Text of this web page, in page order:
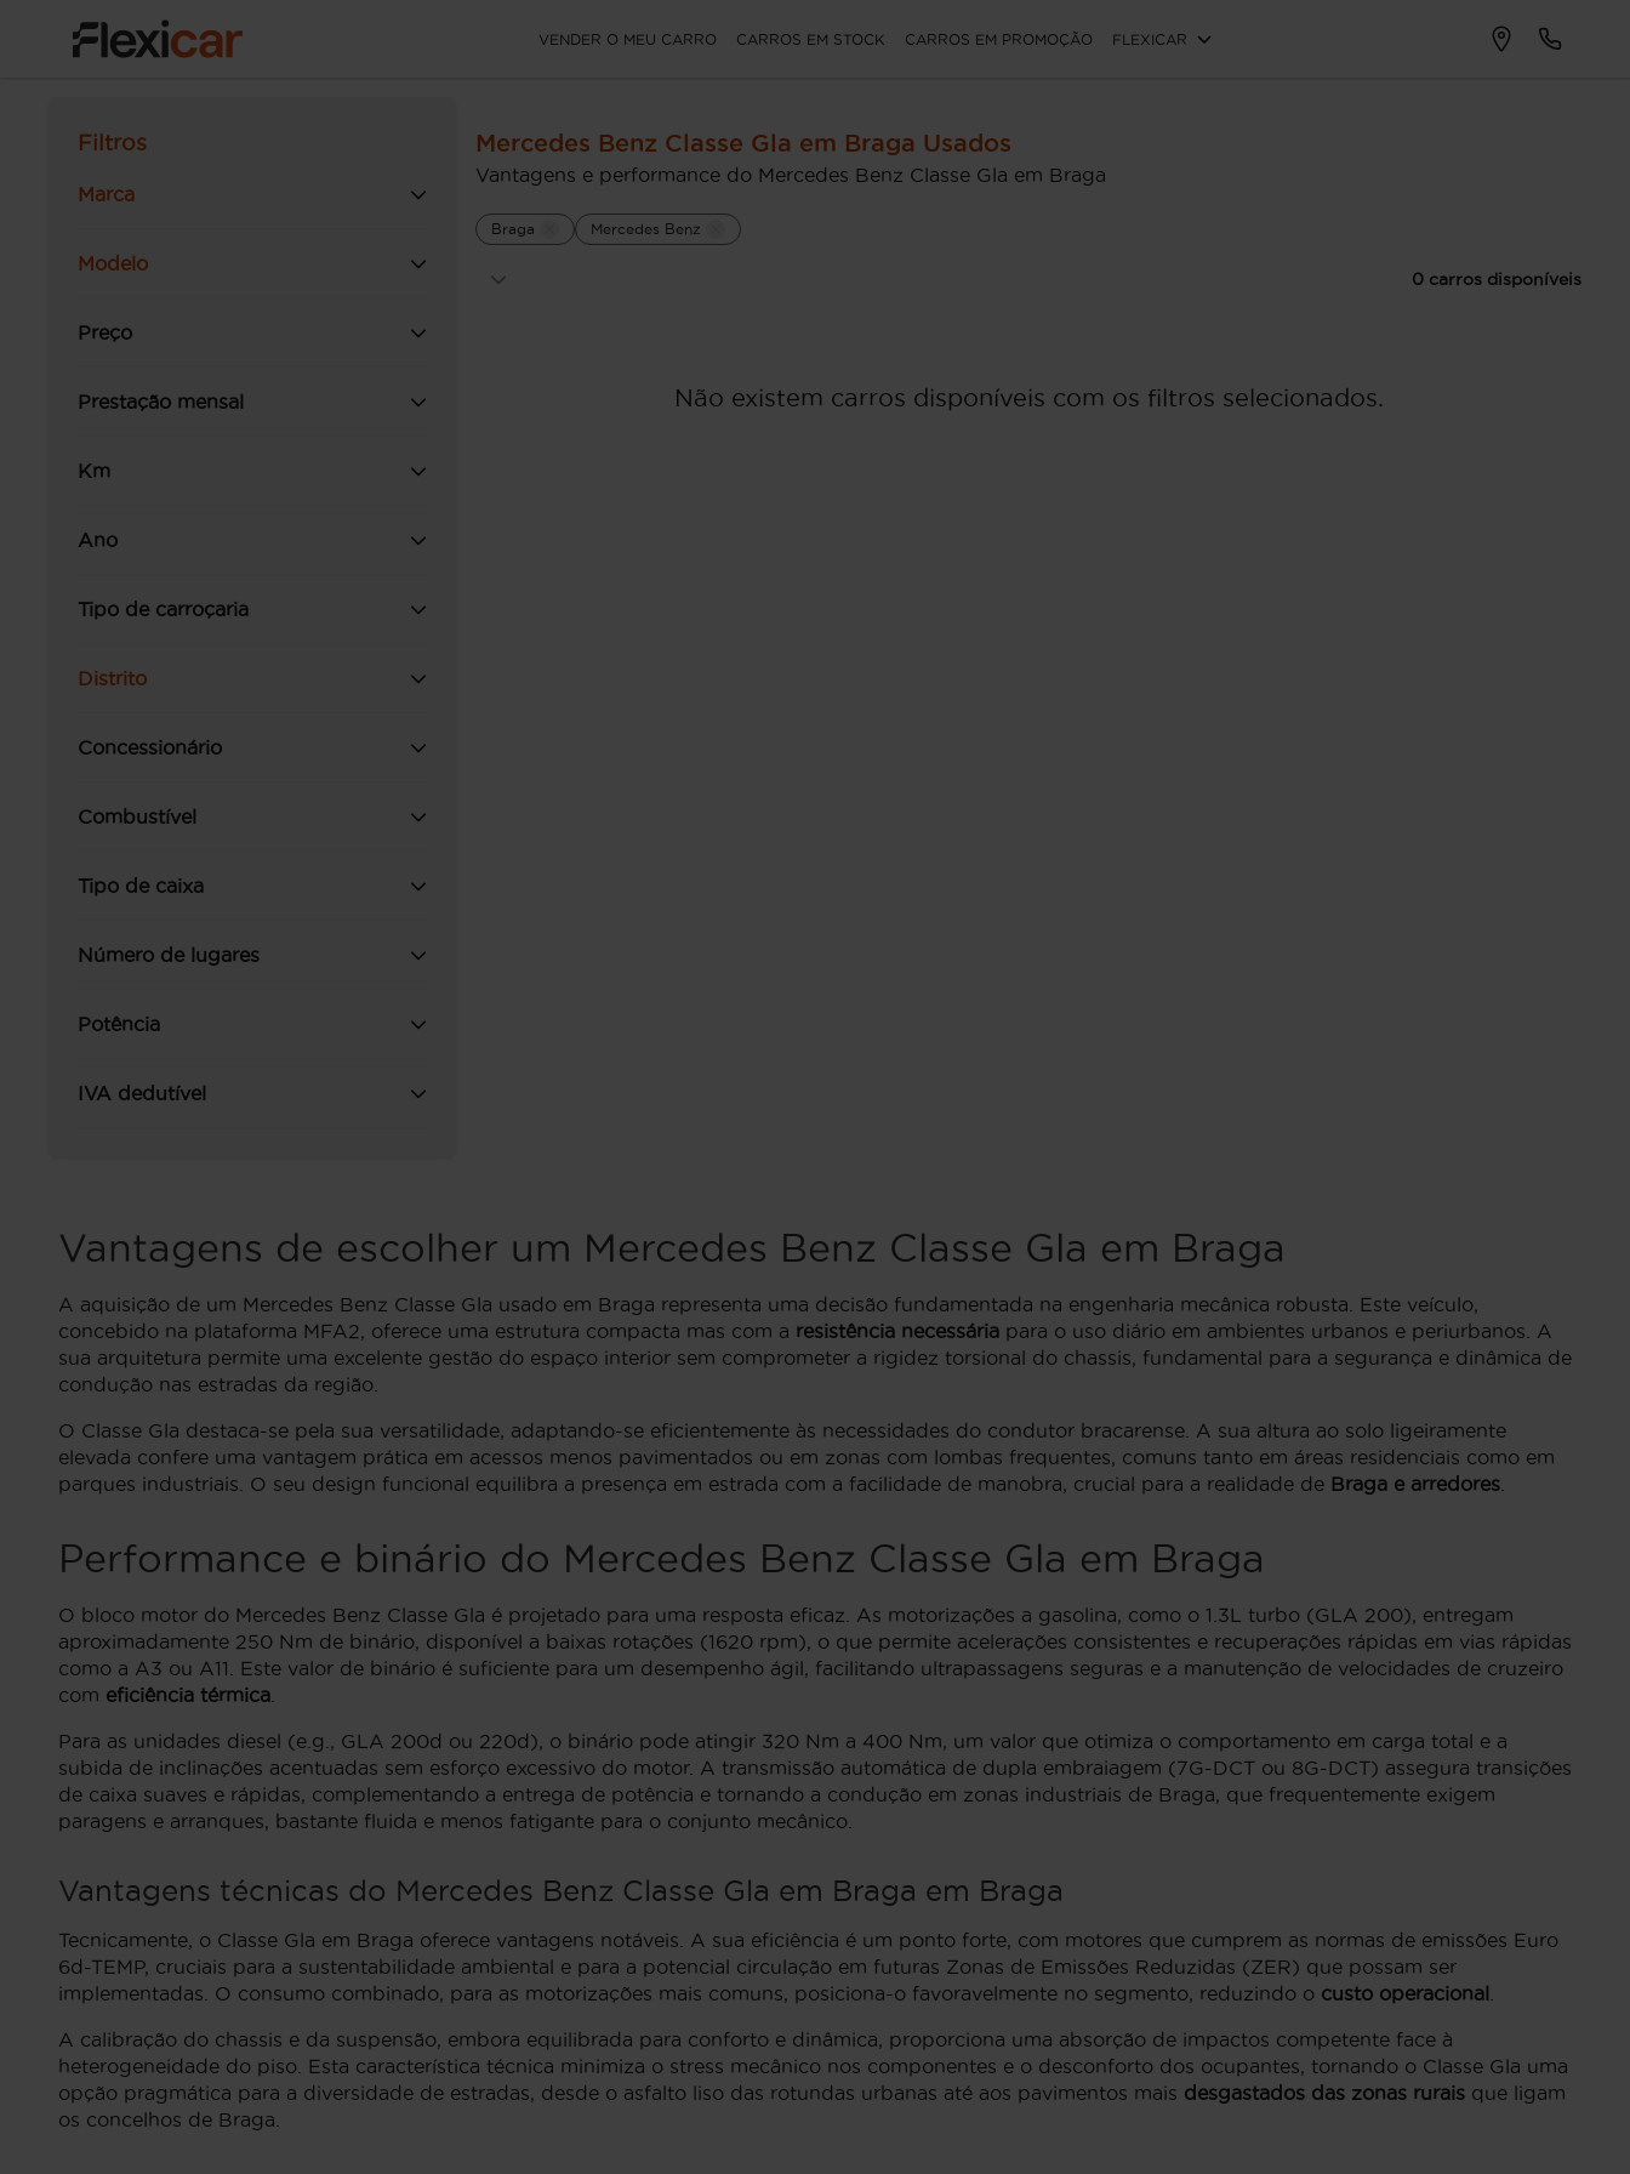
VENDER O MEU CARRO CARROS EM STOCK CARROS EM PROMOÇÃO FLEXICAR
Filtros
Marca
Modelo
Preço
Prestação mensal
Km
Ano
Tipo de carroçaria
Distrito
Concessionário
Combustível
Tipo de caixa
Número de lugares
Potência
IVA dedutível
Mercedes Benz Classe Gla em Braga Usados
Vantagens e performance do Mercedes Benz Classe Gla em Braga
Braga Mercedes Benz
0 carros disponíveis
Não existem carros disponíveis com os filtros selecionados.
Vantagens de escolher um Mercedes Benz Classe Gla em Braga
A aquisição de um Mercedes Benz Classe Gla usado em Braga representa uma decisão fundamentada na engenharia mecânica robusta. Este veículo,
concebido na plataforma MFA2, oferece uma estrutura compacta mas com a resistência necessária para o uso diário em ambientes urbanos e periurbanos. A
sua arquitetura permite uma excelente gestão do espaço interior sem comprometer a rigidez torsional do chassis, fundamental para a segurança e dinâmica de
condução nas estradas da região.
O Classe Gla destaca-se pela sua versatilidade, adaptando-se eficientemente às necessidades do condutor bracarense. A sua altura ao solo ligeiramente
elevada confere uma vantagem prática em acessos menos pavimentados ou em zonas com lombas frequentes, comuns tanto em áreas residenciais como em
parques industriais. O seu design funcional equilibra a presença em estrada com a facilidade de manobra, crucial para a realidade de Braga e arredores
Performance e binário do Mercedes Benz Classe Gla em Braga
O bloco motor do Mercedes Benz Classe Gla é projetado para uma resposta eficaz. As motorizações a gasolina, como o 1.3L turbo (GLA 200), entregam
aproximadamente 250 Nm de binário, disponível a baixas rotações (1620 rpm), o que permite acelerações consistentes e recuperações rápidas em vias rápidas
como a A3 ou A11. Este valor de binário é suficiente para um desempenho ágil, facilitando ultrapassagens seguras e a manutenção de velocidades de cruzeiro
com eficiência térmica
Para as unidades diesel (e.g., GLA 200d ou 220d), o binário pode atingir 320 Nm a 400 Nm, um valor que otimiza o comportamento em carga total e a
subida de inclinações acentuadas sem esforço excessivo do motor. A transmissão automática de dupla embraiagem (7G-DCT ou 8G-DCT) assegura transições
de caixa suaves e rápidas, complementando a entrega de potência e tornando a condução em zonas industriais de Braga, que frequentemente exigem
paragens e arranques, bastante fluida e menos fatigante para o conjunto mecânico.
Vantagens técnicas do Mercedes Benz Classe Gla em Braga em Braga
Tecnicamente, o Classe Gla em Braga oferece vantagens notáveis. A sua eficiência é um ponto forte, com motores que cumprem as normas de emissões Euro
6d-TEMP, cruciais para a sustentabilidade ambiental e para a potencial circulação em futuras Zonas de Emissões Reduzidas (ZER) que possam ser
implementadas. O consumo combinado, para as motorizações mais comuns, posiciona-o favoravelmente no segmento, reduzindo o custo operacional
A calibração do chassis e da suspensão, embora equilibrada para conforto e dinâmica, proporciona uma absorção de impactos competente face à
heterogeneidade do piso. Esta característica técnica minimiza o stress mecânico nos componentes e o desconforto dos ocupantes, tornando o Classe Gla uma
opção pragmática para a diversidade de estradas, desde o asfalto liso das rotundas urbanas até aos pavimentos mais desgastados das zonas rurais que ligam
os concelhos de Braga.